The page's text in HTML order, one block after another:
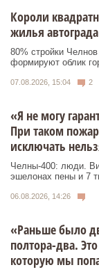
Короли
жилья автограда
80% стройки
формируют облик
07.08.2026, 15:04 2
«Я не могу
При таком
исключать
Челны-400: люди.
эшелонах пены и 7
06.08.2026, 14:26
«Раньше было
полтора-два.
которую мы